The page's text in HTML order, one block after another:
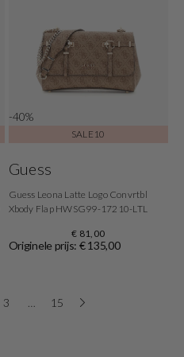
-40%
SALE10
Guess
Guess Leona Latte Logo Convrtbl
Xbody Flap HWSG99-17210-LTL
€ 81,00
Originele prijs: € 135,00
3 15